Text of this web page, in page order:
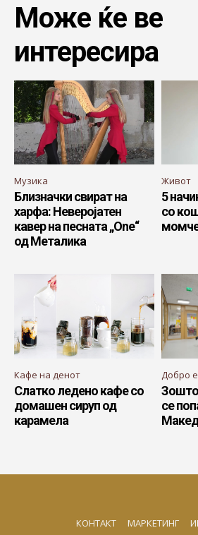
Може ќе ве
интересира
Музика
Близначки свират на
харфа: Неверојатен
кавер на песната „One“
од Металика
Живот
5
со
Кафе на денот
Слатко ледено кафе со
домашен сируп од
карамела
Добро
се
КОНТАКТ МАРКЕТИНГ